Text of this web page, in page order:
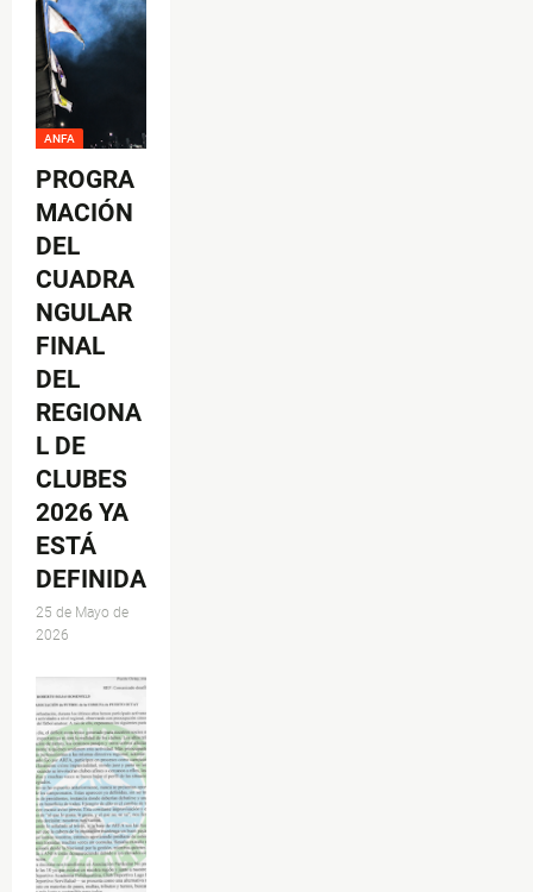
ANFA
PROGRA
MACIÓN
DEL
CUADRA
NGULAR
FINAL
DEL
REGIONA
L DE
CLUBES
2026 YA
ESTÁ
DEFINIDA
25 de Mayo de
2026